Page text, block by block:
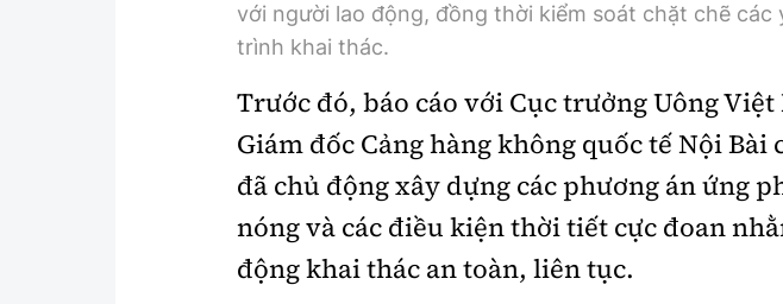
với người lao động, đồng thời kiểm soát chặt chẽ các
trình khai thác.
Trước đó, báo cáo với Cục trưởng Uông Việt
Giám đốc Cảng hàng không quốc tế Nội Bài
đã chủ động xây dựng các phương án ứng
nóng và các điều kiện thời tiết cực đoan
động khai thác an toàn, liên tục.